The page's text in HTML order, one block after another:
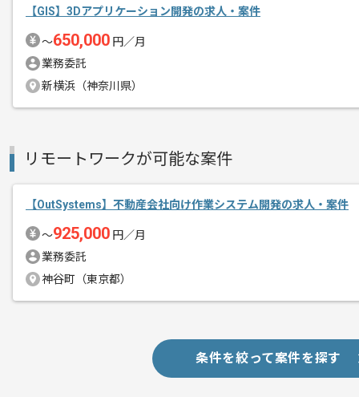
【GIS】3Dアプリケーション開発の求人・案件
〜650,000 円／月
業務委託
新横浜（神奈川県）
リモートワークが可能な案件
【OutSystems】不動産会社向け作業システム開発の求人・案件
〜925,000 円／月
業務委託
神谷町（東京都）
条件を絞って案件を探す